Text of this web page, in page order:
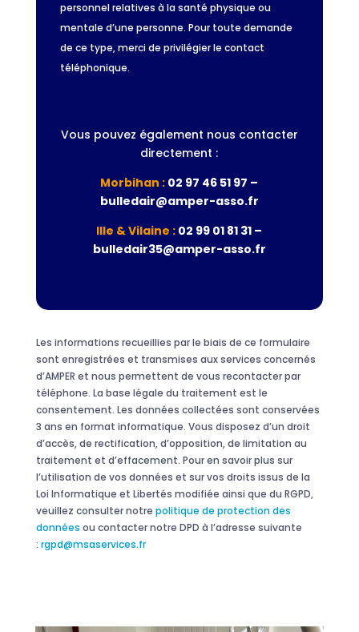
personnel relatives à la santé physique ou
mentale d’une personne. Pour toute demande
de ce type, merci de privilégier le contact
téléphonique.
Vous pouvez également nous contacter
directement :
Morbihan : 02 97 46 51 97 –
bulledair@amper-asso.fr
Ille & Vilaine : 02 99 01 81 31 –
bulledair35@amper-asso.fr
Les informations recueillies par le biais de ce formulaire
sont enregistrées et transmises aux services concernés
d’AMPER et nous permettent de vous recontacter par
téléphone. La base légale du traitement est le
consentement. Les données collectées sont conservées
3 ans en format informatique. Vous disposez d’un droit
d’accès, de rectification, d’opposition, de limitation au
traitement et d’effacement. Pour en savoir plus sur
l’utilisation de vos données et sur vos droits issus de la
Loi Informatique et Libertés modifiée ainsi que du RGPD,
veuillez consulter notre politique de protection des
données ou contacter notre DPD à l’adresse suivante
: rgpd@msaservices.fr